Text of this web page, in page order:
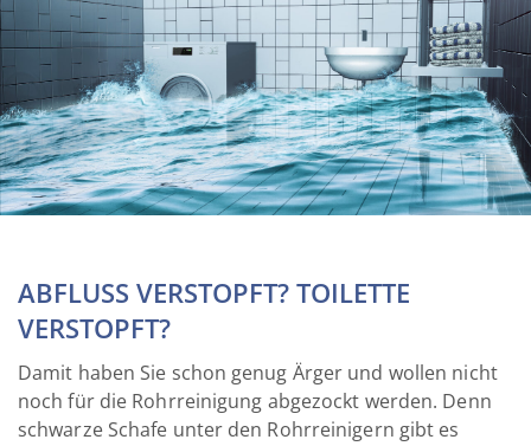
ABFLUSS VERSTOPFT? TOILETTE
VERSTOPFT?
Damit haben Sie schon genug Ärger und wollen nicht
noch für die Rohrreinigung abgezockt werden. Denn
schwarze Schafe unter den Rohrreinigern gibt es